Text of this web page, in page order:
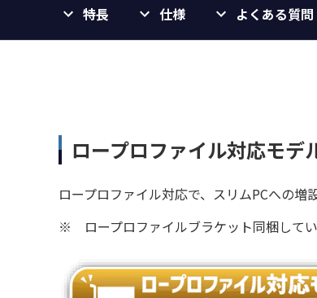
特長 仕様 よくある質問
ロープロファイル対応モデ
ロープロファイル対応で、スリムPCへの増
※
ロープロファイルブラケット同梱してい